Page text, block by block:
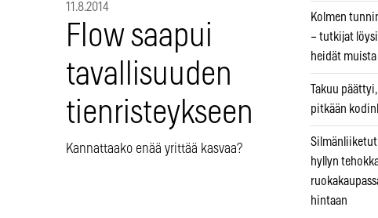
11.8.2014
Flow saapui
tavallisuuden
tienristeykseen
Kannattaako enää yrittää kasvaa?
Kolmen
– tutkijat
heidät muista
Takuu
pitkään
hyllyn
hintaan